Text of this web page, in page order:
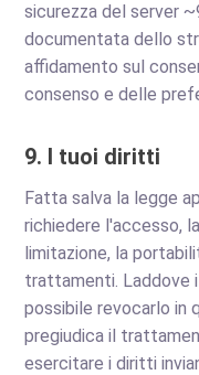
sicurezza del server
documentata dello
affidamento sul
consenso e delle
9. I tuoi diritti
Fatta salva la legge
richiedere l'accesso,
limitazione, la
trattamenti. Laddove
possibile revocarlo in
pregiudica il
esercitare i diritti